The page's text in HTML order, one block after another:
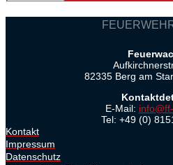
82335 Berg am
E-Mail:
Tel: +49 (0)
Kontakt
Impressum
Datenschutz